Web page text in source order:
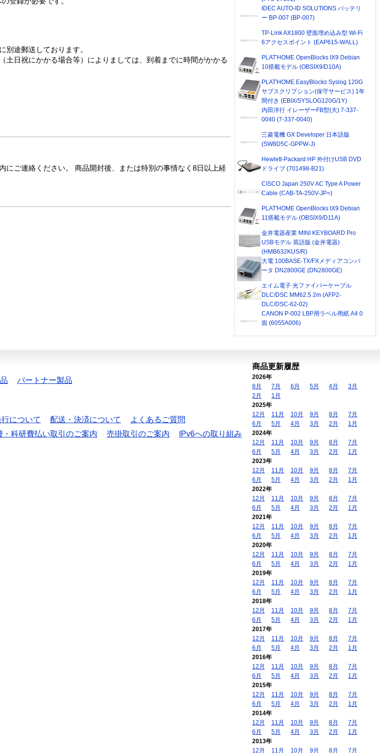
別途郵送しております。
土日祝にかかる場合等）によりましては、到着までに時間がかかる
にご連絡ください。 商品開封後、または特別の事情なく8日以上経
IDEC AUTO-ID SOLUTIONS バッテリ
ー BP-007 (BP-007)
TP-Link AX1800 壁面埋め込み型 Wi-Fi
6アクセスポイント (EAP615-WALL)
PLAT'HOME OpenBlocks IX9 Debian
10搭載モデル (OBSIX9/D10A)
PLAT'HOME EasyBlocks Syslog 120G
サブスクリプション(保守サービス) 1年
間付き (EBIX/SYSLOG120G/1Y)
内田洋行 イレーザーFB型(大) 7-337-
0040 (7-337-0040)
三菱電機 GX Developer 日本語版
(SW8D5C-GPPW-J)
Hewlett-Packard HP 外付けUSB DVD
ドライブ (701498-B21)
CISCO Japan 250V AC Type A Power
Cable (CAB-TA-250V-JP=)
PLAT'HOME OpenBlocks IX9 Debian
11搭載モデル (OBSIX9/D11A)
金井電器産業 MINI KEYBOARD Pro
USBモデル 英語版 (金井電器)
(HMB632KUS/R)
大電 100BASE-TX/FXメディアコンバ
ータ DN2800GE (DN2800GE)
エイム電子 光ファイバーケーブル
DLC/DSC MM62.5 2m (AFP2-
DLC/DSC-62-02)
CANON P-002 LBP用ラベル用紙 A4 0
面 (6055A006)
パートナー製品
について 配送・決済について
よくあるご質問
・科研費払い取引のご案内 売掛取引のご案内
IPv6への取り組み
商品更新履歴
2026年
8月
7月 6月 5月 4月
3月
2月
1月
2025年
12月
11月 10月 9月 8月
7月
6月
5月 4月 3月 2月
1月
2024年
12月
11月 10月 9月 8月
7月
6月
5月 4月 3月 2月
1月
2023年
12月
11月 10月 9月 8月
7月
6月
5月 4月 3月 2月
1月
2022年
12月
11月 10月 9月 8月
7月
6月
5月 4月 3月 2月
1月
2021年
12月
11月 10月 9月 8月
7月
6月
5月 4月 3月 2月
1月
2020年
12月
11月 10月 9月 8月
7月
6月
5月 4月 3月 2月
1月
2019年
12月
11月 10月 9月 8月
7月
6月
5月 4月 3月 2月
1月
2018年
12月
11月 10月 9月 8月
7月
6月
5月 4月 3月 2月
1月
2017年
12月
11月 10月 9月 8月
7月
6月
5月 4月 3月 2月
1月
2016年
12月
11月 10月 9月 8月
7月
6月
5月 4月 3月 2月
1月
2015年
12月
11月 10月 9月 8月
7月
6月
5月 4月 3月 2月
1月
2014年
12月
11月 10月 9月 8月
7月
6月
5月 4月 3月 2月
1月
2013年
12月
11月 10月 9月 8月 7月